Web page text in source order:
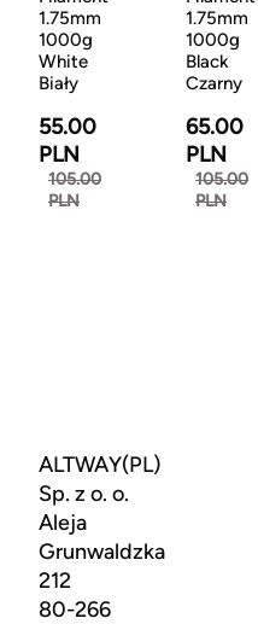
1.75mm
1000g
White
Biały
55.00
PLN
105.00
PLN
1.75mm
1000g
Black
Czarny
65.00
PLN
105.00
PLN
ALTWAY(PL)
Sp. z o. o.
Aleja
Grunwaldzka
212
80-266